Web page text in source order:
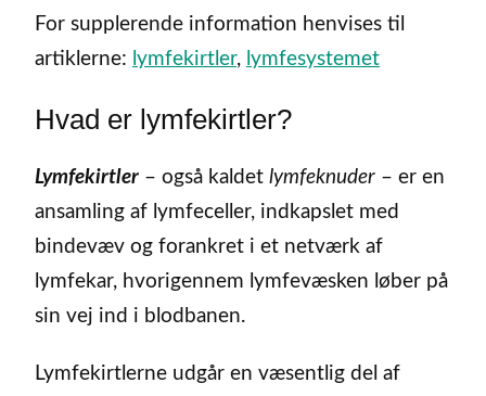
For supplerende information henvises til
artiklerne: lymfekirtler, lymfesystemet
Hvad er lymfekirtler?
Lymfekirtler – også kaldet lymfeknuder – er en
ansamling af lymfeceller, indkapslet med
bindevæv og forankret i et netværk af
lymfekar, hvorigennem lymfevæsken løber på
sin vej ind i blodbanen.
Lymfekirtlerne udgår en væsentlig del af